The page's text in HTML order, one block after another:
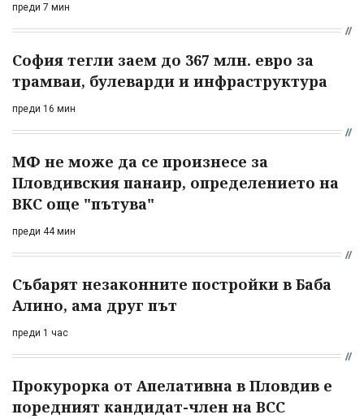
преди 7 мин
София тегли заем до 367 млн. евро за
трамваи, булеварди и инфраструктура
преди 16 мин
МФ не може да се произнесе за
Пловдивския панаир, определението на
ВКС още "пътува"
преди 44 мин
Събарят незаконните постройки в Баба
Алино, ама друг път
преди 1 час
Прокурорка от Апелативна в Пловдив е
поредният кандидат-член на ВСС